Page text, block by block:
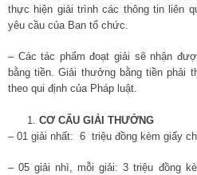
thực hiện giải trình các thông tin liên
yêu cầu của Ban tổ chức.
– Các tác phẩm đoạt giải sẽ nhận
bằng tiền. Giải thưởng bằng tiền phải
theo qui định của Pháp luật.
CƠ CẤU GIẢI THƯỞNG
– 01 giải nhất: 6 triệu đồng kèm giấy
– 05 giải nhì, mỗi giải: 3 triệu đồng